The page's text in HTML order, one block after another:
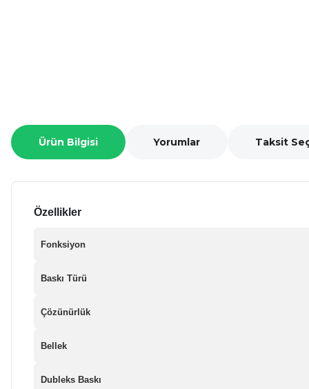
Ürün Bilgisi Yorumlar Taksit
Özellikler
Fonksiyon
Baskı Türü
Çözünürlük
Bellek
Dubleks Baskı